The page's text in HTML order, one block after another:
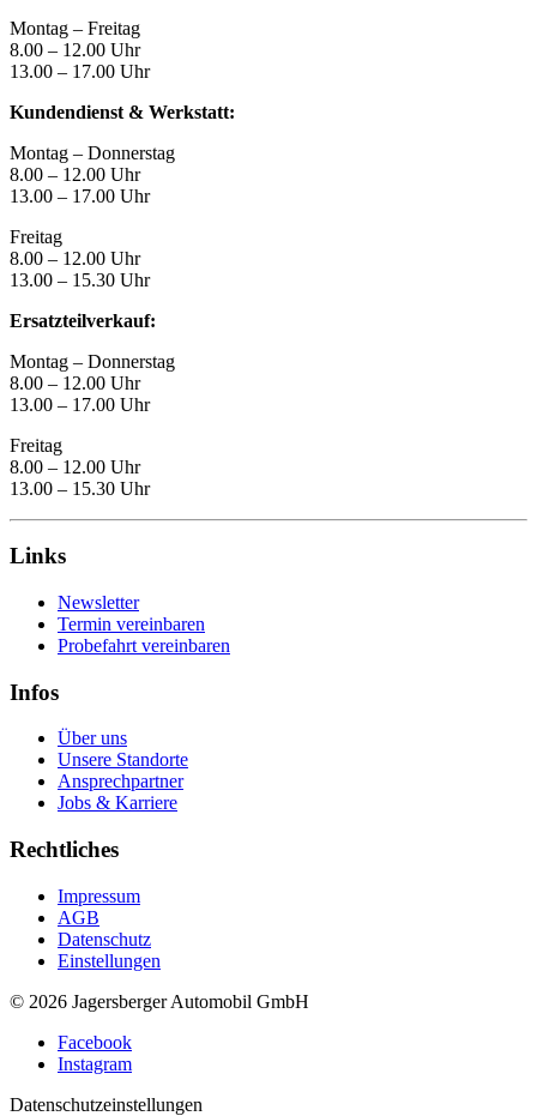
Montag – Freitag
8.00 – 12.00 Uhr
13.00 – 17.00 Uhr
Kundendienst & Werkstatt:
Montag – Donnerstag
8.00 – 12.00 Uhr
13.00 – 17.00 Uhr
Freitag
8.00 – 12.00 Uhr
13.00 – 15.30 Uhr
Ersatzteilverkauf:
Montag – Donnerstag
8.00 – 12.00 Uhr
13.00 – 17.00 Uhr
Freitag
8.00 – 12.00 Uhr
13.00 – 15.30 Uhr
Links
Newsletter
Termin vereinbaren
Probefahrt vereinbaren
Infos
Über uns
Unsere Standorte
Ansprechpartner
Jobs & Karriere
Rechtliches
Impressum
AGB
Datenschutz
Einstellungen
© 2026 Jagersberger Automobil GmbH
Facebook
Instagram
Datenschutzeinstellungen